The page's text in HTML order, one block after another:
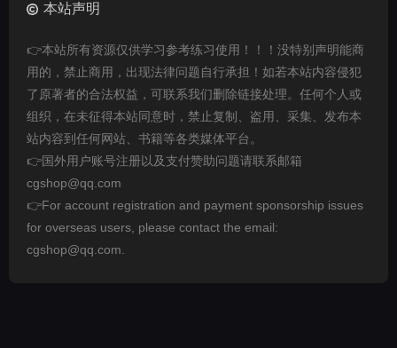
本站声明
👉本站所有资源仅供学习参考练习使用！！！没特别声明能商
用的，禁止商用，出现法律问题自行承担！如若本站内容侵犯
了原著者的合法权益，可联系我们删除链接处理。任何个人或
组织，在未征得本站同意时，禁止复制、盗用、采集、发布本
站内容到任何网站、书籍等各类媒体平台。
👉国外用户账号注册以及支付赞助问题请联系邮箱
cgshop@qq.com
👉For account registration and payment sponsorship issues
for overseas users, please contact the email:
cgshop@qq.com.